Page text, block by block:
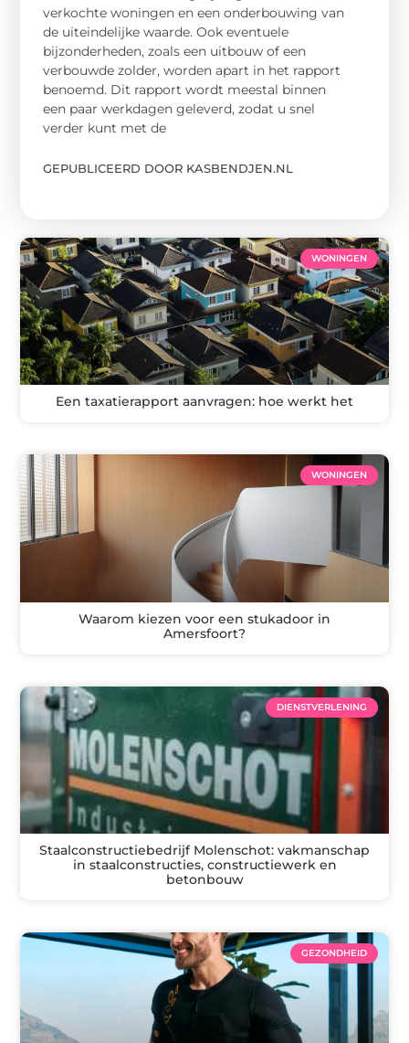
verkochte woningen en een onderbouwing van
de uiteindelijke waarde. Ook eventuele
bijzonderheden, zoals een uitbouw of een
verbouwde zolder, worden apart in het rapport
benoemd. Dit rapport wordt meestal binnen
een paar werkdagen geleverd, zodat u snel
verder kunt met de
GEPUBLICEERD DOOR KASBENDJEN.NL
WONINGEN
Een taxatierapport aanvragen: hoe werkt het
WONINGEN
Waarom kiezen voor een stukadoor in
Amersfoort?
DIENSTVERLENING
Staalconstructiebedrijf Molenschot: vakmanschap
in staalconstructies, constructiewerk en
betonbouw
GEZONDHEID